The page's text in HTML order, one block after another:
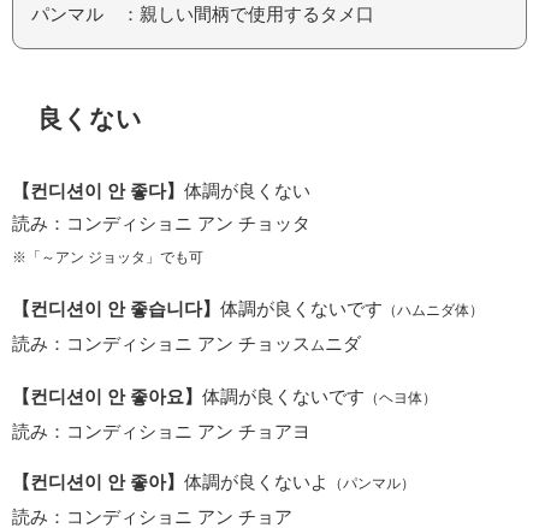
パンマル ：親しい間柄で使用するタメ口
良くない
【컨디션이 안 좋다】 体調が良くない
読み：コンディショニ アン チョッタ
※「～アン ジョッタ」でも可
【컨디션이 안 좋습니다】 体調が良くないです （ハムニダ体）
読み：コンディショニ アン チョッス ムニダ
【컨디션이 안 좋아요】 体調が良くないです （ヘヨ体）
読み：コンディショニ アン チョアヨ
【컨디션이 안 좋아】 体調が良くないよ （パンマル）
読み：コンディショニ アン チョア